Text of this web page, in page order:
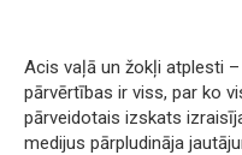
Acis vaļā un žokļi atplesti –
pārvērtības ir viss, par ko
pārveidotais izskats
medijus pārpludināja